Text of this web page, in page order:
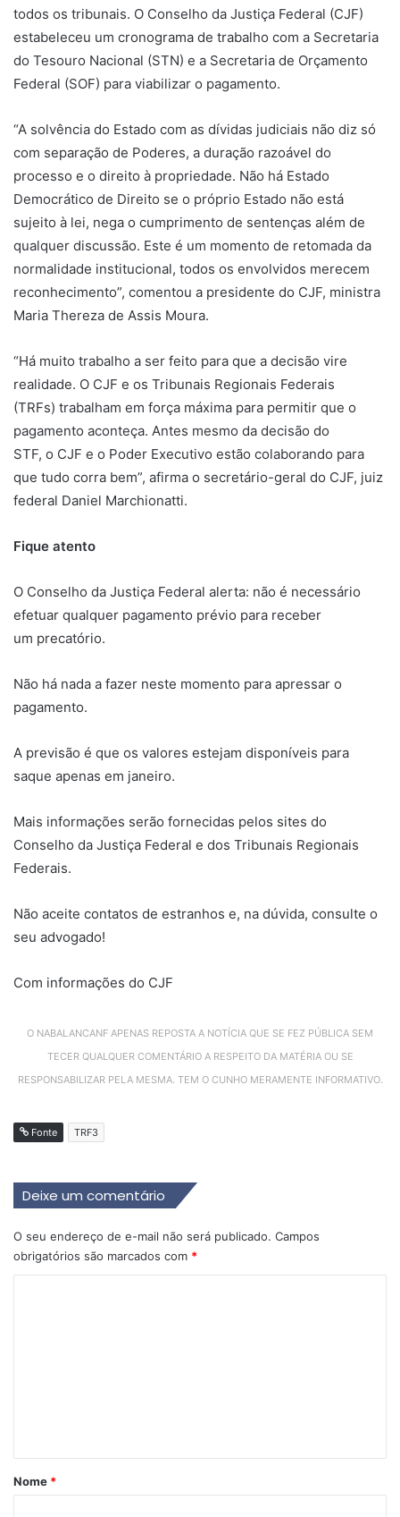
todos os tribunais. O Conselho da Justiça Federal (CJF)
estabeleceu um cronograma de trabalho com a Secretaria
do Tesouro Nacional (STN) e a Secretaria de Orçamento
Federal (SOF) para viabilizar o pagamento.
“A solvência do Estado com as dívidas judiciais não diz só
com separação de Poderes, a duração razoável do
processo e o direito à propriedade. Não há Estado
Democrático de Direito se o próprio Estado não está
sujeito à lei, nega o cumprimento de sentenças além de
qualquer discussão. Este é um momento de retomada da
normalidade institucional, todos os envolvidos merecem
reconhecimento”, comentou a presidente do CJF, ministra
Maria Thereza de Assis Moura.
“Há muito trabalho a ser feito para que a decisão vire
realidade. O CJF e os Tribunais Regionais Federais
(TRFs) trabalham em força máxima para permitir que o
pagamento aconteça. Antes mesmo da decisão do
STF, o CJF e o Poder Executivo estão colaborando para
que tudo corra bem”, afirma o secretário-geral do CJF, juiz
federal Daniel Marchionatti.
Fique atento
O Conselho da Justiça Federal alerta: não é necessário
efetuar qualquer pagamento prévio para receber
um precatório.
Não há nada a fazer neste momento para apressar o
pagamento.
A previsão é que os valores estejam disponíveis para
saque apenas em janeiro.
Mais informações serão fornecidas pelos sites do
Conselho da Justiça Federal e dos Tribunais Regionais
Federais.
Não aceite contatos de estranhos e, na dúvida, consulte o
seu advogado!
Com informações do CJF
O NABALANCANF APENAS REPOSTA A NOTÍCIA QUE SE FEZ PÚBLICA SEM
TECER QUALQUER COMENTÁRIO A RESPEITO DA MATÉRIA OU SE
RESPONSABILIZAR PELA MESMA. TEM O CUNHO MERAMENTE INFORMATIVO.
Fonte TRF3
Deixe um comentário
O seu endereço de e-mail não será publicado. Campos
obrigatórios são marcados com *
rNome *